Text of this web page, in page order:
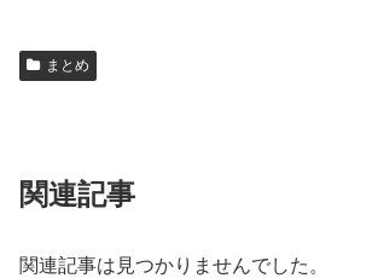
まとめ
関連記事
関連記事は見つかりませんでした。